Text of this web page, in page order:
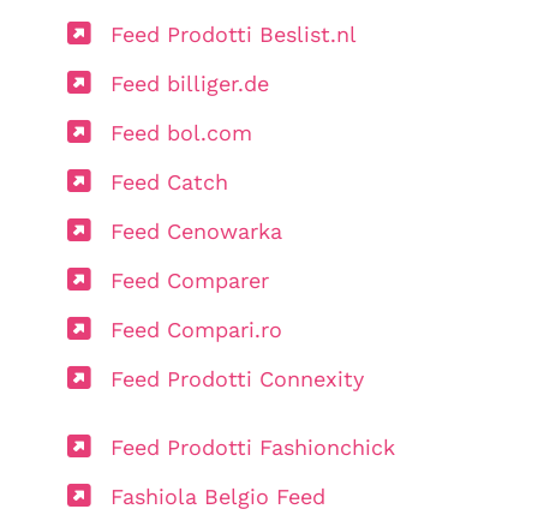
Feed Prodotti Beslist.nl
Feed billiger.de
Feed bol.com
Feed Catch
Feed Cenowarka
Feed Comparer
Feed Compari.ro
Feed Prodotti Connexity
Feed Prodotti Fashionchick
Fashiola Belgio Feed